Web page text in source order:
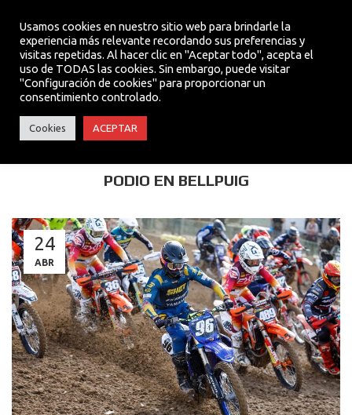
MENU
PODIO EN BELLPUIG
24
ABR
Usamos cookies en nuestro sitio web para brindarle la
experiencia más relevante recordando sus preferencias y
visitas repetidas. Al hacer clic en "Aceptar todo", acepta el
uso de TODAS las cookies. Sin embargo, puede visitar
"Configuración de cookies" para proporcionar un
consentimiento controlado.
Cookies ACEPTAR